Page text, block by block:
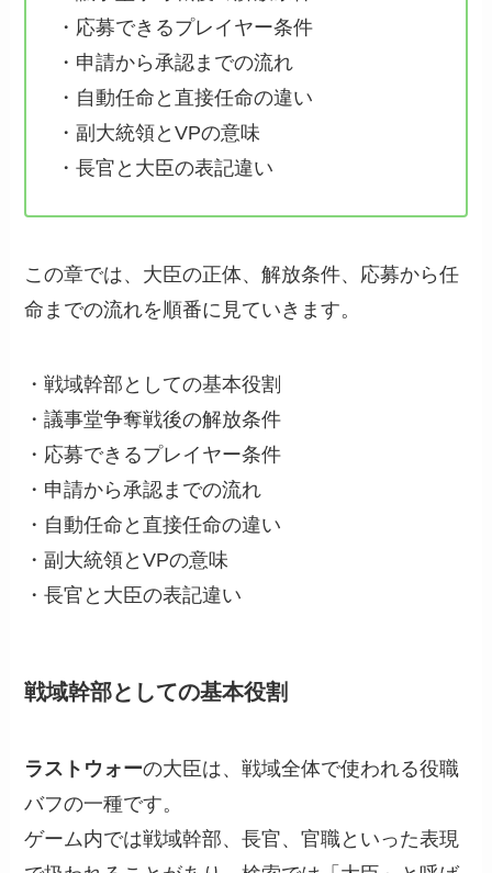
・応募できるプレイヤー条件
・申請から承認までの流れ
・自動任命と直接任命の違い
・副大統領とVPの意味
・長官と大臣の表記違い
この章では、大臣の正体、解放条件、応募から任
命までの流れを順番に見ていきます。
・戦域幹部としての基本役割
・議事堂争奪戦後の解放条件
・応募できるプレイヤー条件
・申請から承認までの流れ
・自動任命と直接任命の違い
・副大統領とVPの意味
・長官と大臣の表記違い
戦域幹部としての基本役割
ラストウォーの大臣は、戦域全体で使われる役職
バフの一種です。
ゲーム内では戦域幹部、長官、官職といった表現